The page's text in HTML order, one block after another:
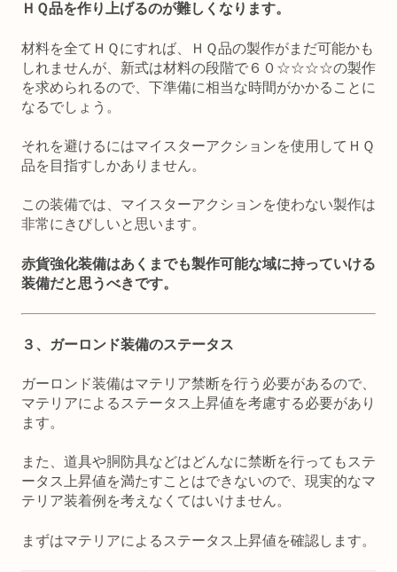
ＨＱ品を作り上げるのが難しくなります。
材料を全てＨＱにすれば、ＨＱ品の製作がまだ可能かも
しれませんが、新式は材料の段階で６０☆☆☆☆の製作
を求められるので、下準備に相当な時間がかかることに
なるでしょう。
それを避けるにはマイスターアクションを使用してＨＱ
品を目指すしかありません。
この装備では、マイスターアクションを使わない製作は
非常にきびしいと思います。
赤貨強化装備はあくまでも製作可能な域に持っていける
装備だと思うべきです。
３、ガーロンド装備のステータス
ガーロンド装備はマテリア禁断を行う必要があるので、
マテリアによるステータス上昇値を考慮する必要があり
ます。
また、道具や胴防具などはどんなに禁断を行ってもステ
ータス上昇値を満たすことはできないので、現実的なマ
テリア装着例を考えなくてはいけません。
まずはマテリアによるステータス上昇値を確認します。